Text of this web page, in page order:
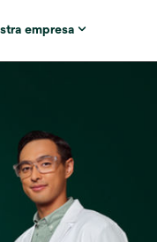
empresa